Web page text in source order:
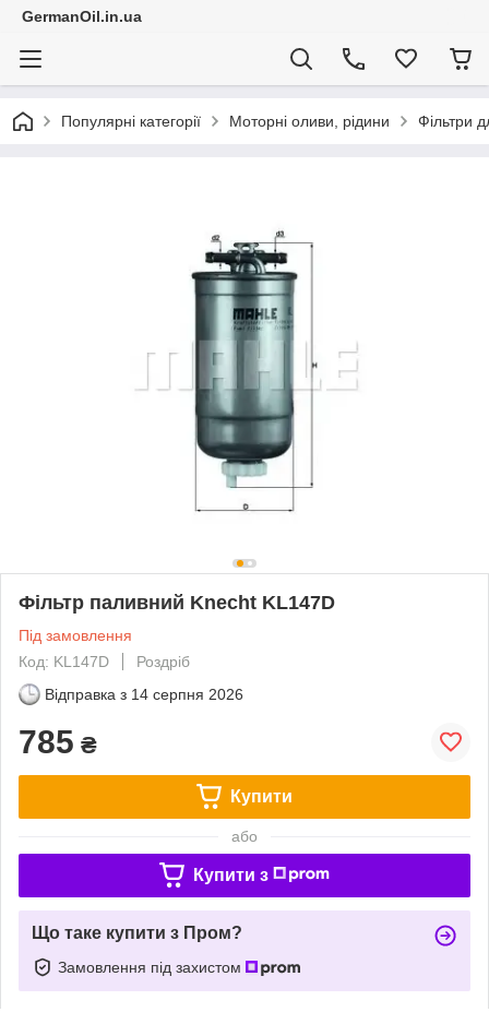
GermanOil.in.ua
Популярні категорії Моторні оливи, рідини Фільтри
Фільтр паливний Knecht KL147D
Під замовлення
Код: KL147D
Роздріб
Відправка з 14 серпня 2026
785 ₴
Купити
або
Купити з
Що таке купити з Пром?
Замовлення під захистом